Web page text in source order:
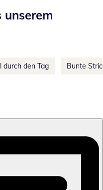
unserem
den Tag Bunte